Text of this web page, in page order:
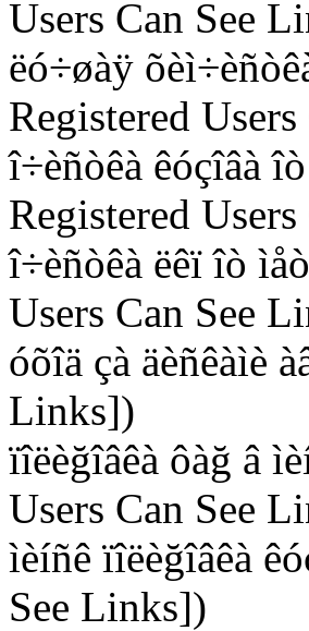
Users Can See
ëó÷øàÿ
Registered
î÷èñòêà êóçîâà
Registered
î÷èñòêà ëêï îò
Users Can See
óõîä çà äèñêàìè
Links])
ïîëèğîâêà ôàğ â
Users Can See
ìèíñê ïîëèğîâêà
See Links])